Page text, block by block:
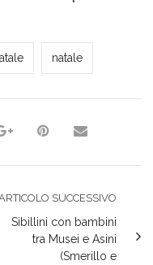
natale
SUCCESSIVO
Sibillini con bambini
tra Musei e Asini
(Smerillo e